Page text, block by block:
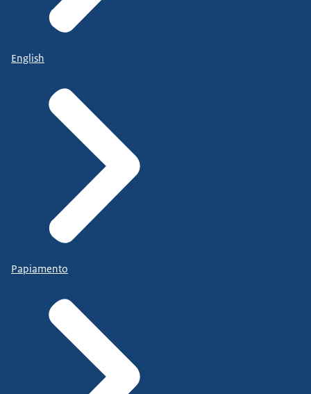
English
Papiamento